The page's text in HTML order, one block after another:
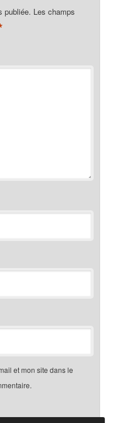
publiée. Les champs
et mon site dans le